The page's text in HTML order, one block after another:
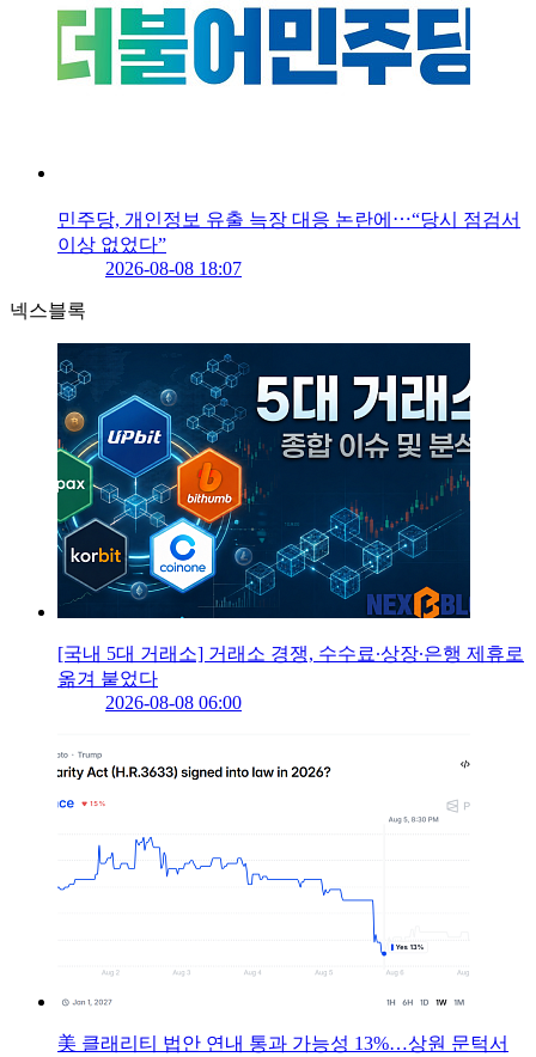
민주당, 개인정보 유출 늑장 대응 논란에⋯“당시 점검서
이상 없었다”
2026-08-08 18:07
넥스블록
[국내 5대 거래소] 거래소 경쟁, 수수료∙상장∙은행 제휴로
옮겨 붙었다
2026-08-08 06:00
美 클래리티 법안 연내 통과 가능성 13%…상원 문턱서